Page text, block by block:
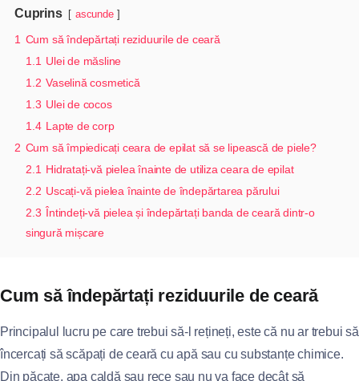
Cuprins ascunde
1 Cum să îndepărtați reziduurile de ceară
1.1 Ulei de măsline
1.2 Vaselină cosmetică
1.3 Ulei de cocos
1.4 Lapte de corp
2 Cum să împiedicați ceara de epilat să se lipească de piele?
2.1 Hidratați-vă pielea înainte de utiliza ceara de epilat
2.2 Uscați-vă pielea înainte de îndepărtarea părului
2.3 Întindeți-vă pielea și îndepărtați banda de ceară dintr-o
singură mișcare
Cum să îndepărtați reziduurile de ceară
Principalul lucru pe care trebui să-l rețineți, este că nu ar trebui să
încercați să scăpați de ceară cu apă sau cu substanțe chimice.
Din păcate, apa caldă sau rece sau nu va face decât să